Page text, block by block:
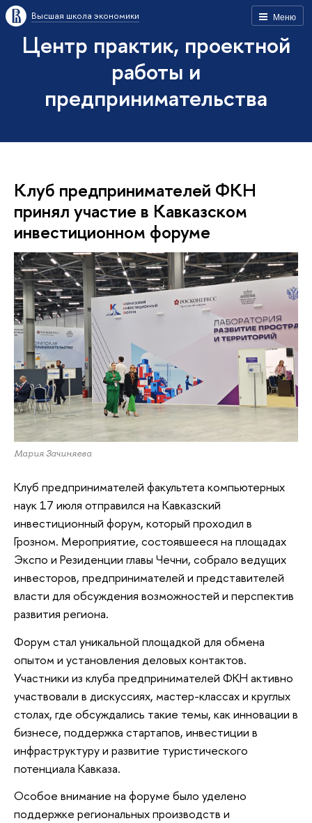
Меню
Высшая школа экономики
Центр практик, проектной
работы и
предпринимательства
Клуб предпринимателей ФКН
принял участие в Кавказском
инвестиционном форуме
Мария Зачиняева
Клуб предпринимателей факультета компьютерных
наук 17 июля отправился на Кавказский
инвестиционный форум, который проходил в
Грозном. Мероприятие, состоявшееся на площадах
Экспо и Резиденции главы Чечни, собрало ведущих
инвесторов, предпринимателей и представителей
власти для обсуждения возможностей и перспектив
развития региона.
Форум стал уникальной площадкой для обмена
опытом и установления деловых контактов.
Участники из клуба предпринимателей ФКН активно
участвовали в дискуссиях, мастер-классах и круглых
столах, где обсуждались такие темы, как инновации в
бизнесе, поддержка стартапов, инвестиции в
инфраструктуру и развитие туристического
потенциала Кавказа.
Особое внимание на форуме было уделено
поддержке региональных производств и